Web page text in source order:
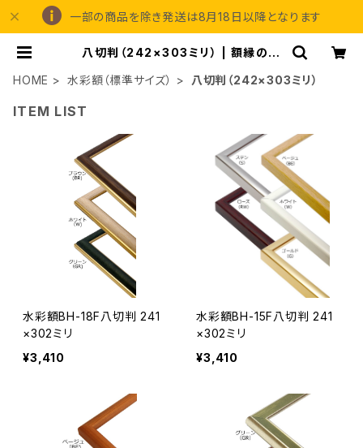
一部の商品を除き発送は8月18日以降となります
八切判（242×303ミリ） | 額縁の専
HOME
水彩額（標準サイズ） 八切判（242×303ミリ）
ITEM LIST
水彩額BH-18F八切判 241
×302ミリ
¥3,410
水彩額BH-15F八切判 241
×302ミリ
¥3,410